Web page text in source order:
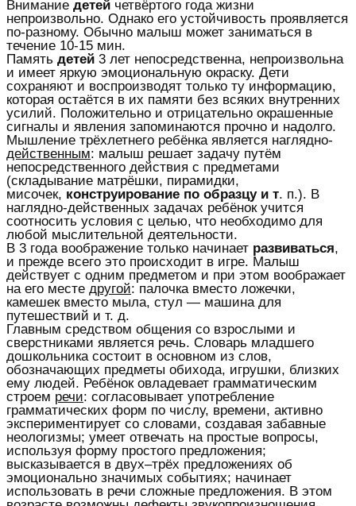
Внимание детей четвёртого года жизни
непроизвольно. Однако его устойчивость проявляется
по-разному. Обычно малыш может заниматься в
течение 10-15 мин.
Память детей 3 лет непосредственна, непроизвольна
и имеет яркую эмоциональную окраску. Дети
сохраняют и воспроизводят только ту информацию,
которая остаётся в их памяти без всяких внутренних
усилий. Положительно и отрицательно окрашенные
сигналы и явления запоминаются прочно и надолго.
Мышление трёхлетнего ребёнка является наглядно-
действенным: малыш решает задачу путём
непосредственного действия с предметами
(складывание матрёшки, пирамидки,
мисочек, конструирование по образцу и т. п.). В
наглядно-действенных задачах ребёнок учится
соотносить условия с целью, что необходимо для
любой мыслительной деятельности.
В 3 года воображение только начинает развиваться,
и прежде всего это происходит в игре. Малыш
действует с одним предметом и при этом воображает
на его месте другой: палочка вместо ложечки,
камешек вместо мыла, стул — машина для
путешествий и т. д.
Главным средством общения со взрослыми и
сверстниками является речь. Словарь младшего
дошкольника состоит в основном из слов,
обозначающих предметы обихода, игрушки, близких
ему людей. Ребёнок овладевает грамматическим
строем речи: согласовывает употребление
грамматических форм по числу, времени, активно
экспериментирует со словами, создавая забавные
неологизмы; умеет отвечать на простые вопросы,
используя форму простого предложения;
высказывается в двух–трёх предложениях об
эмоционально значимых событиях; начинает
использовать в речи сложные предложения. В этом